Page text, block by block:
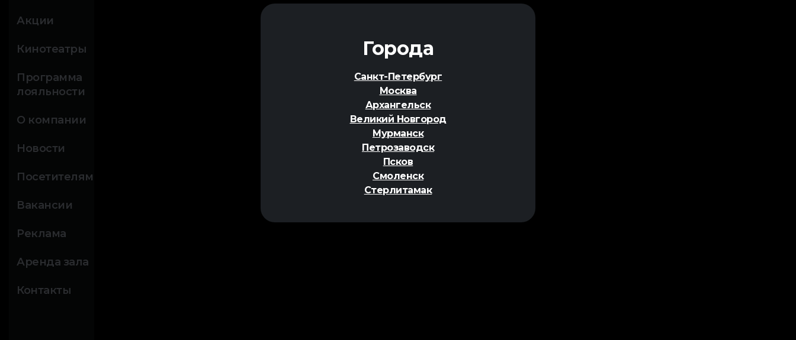
Города
Санкт-Петербург
Москва
Архангельск
Великий Новгород
Мурманск
Петрозаводск
Псков
Смоленск
Стерлитамак
Акции
Кинотеатры
Программа
лояльности
О компании
Новости
Посетителям
Вакансии
Реклама
Аренда зала
Контакты